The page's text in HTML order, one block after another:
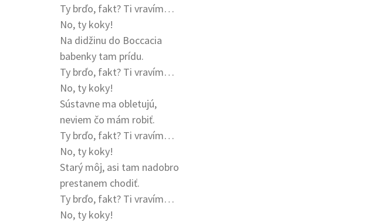
Ty brďo, fakt? Ti vravím…
No, ty koky!
Na didžinu do Boccacia
babenky tam prídu.
Ty brďo, fakt? Ti vravím…
No, ty koky!
Sústavne ma obletujú,
neviem čo mám robiť.
Ty brďo, fakt? Ti vravím…
No, ty koky!
Starý môj, asi tam nadobro
prestanem chodiť.
Ty brďo, fakt? Ti vravím…
No, ty koky!